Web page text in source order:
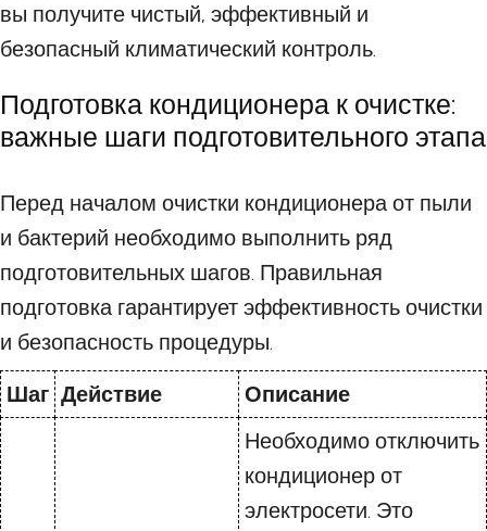
вы получите чистый, эффективный и
безопасный климатический контроль.
Подготовка кондиционера к очистке:
важные шаги подготовительного этапа
Перед началом очистки кондиционера от пыли
и бактерий необходимо выполнить ряд
подготовительных шагов. Правильная
подготовка гарантирует эффективность очистки
и безопасность процедуры.
Шаг Действие Описание
Необходимо отключить
кондиционер от
электросети. Это